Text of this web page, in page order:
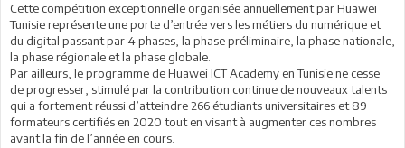
Cette compétition exceptionnelle organisée annuellement par Huawei
Tunisie représente une porte d’entrée vers les métiers du numérique et
du digital passant par 4 phases, la phase préliminaire, la phase nationale,
la phase régionale et la phase globale.
Par ailleurs, le programme de Huawei ICT Academy en Tunisie ne cesse
de progresser, stimulé par la contribution continue de nouveaux talents
qui a fortement réussi d’atteindre 266 étudiants universitaires et 89
formateurs certifiés en 2020 tout en visant à augmenter ces nombres
avant la fin de l’année en cours.